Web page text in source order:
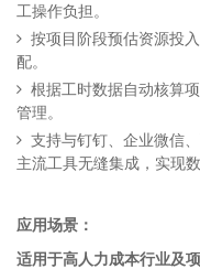
工操作负担。
按项目阶段预估资源投
配。
根据工时数据自动核算
管理。
支持与钉钉、企业微信
主流工具无缝集成，实现
应用场景：
适用于高人力成本行业及